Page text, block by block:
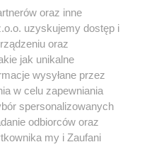
korzystania z portali
się z nami
oraz inne
uzyskujemy dostęp i
oraz
jak unikalne
wysyłane przez
w celu zapewniania
spersonalizowanych
odbiorców oraz
my i Zaufani